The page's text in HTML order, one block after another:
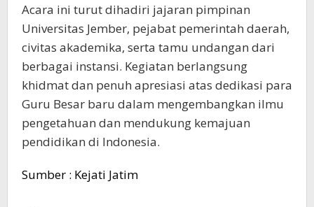
Acara ini turut dihadiri jajaran pimpinan
Universitas Jember, pejabat pemerintah daerah,
civitas akademika, serta tamu undangan dari
berbagai instansi. Kegiatan berlangsung
khidmat dan penuh apresiasi atas dedikasi para
Guru Besar baru dalam mengembangkan ilmu
pengetahuan dan mendukung kemajuan
pendidikan di Indonesia.
Sumber : Kejati Jatim